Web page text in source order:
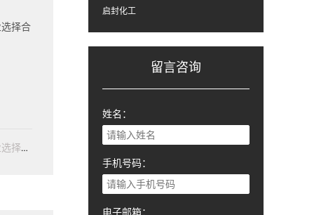
择合
市场上ERP系统数量之多令人望而生畏，要为企业选择合适的解决方案实非易事。
启封化工
留言咨询
姓名：
手机号码：
电子邮箱：